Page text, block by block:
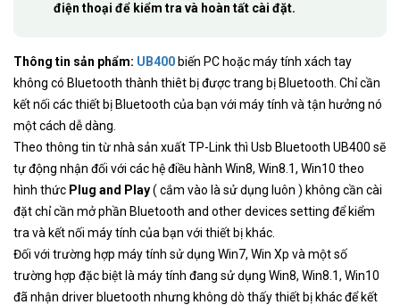
điện thoại để kiểm tra và hoàn tất cài đặt.
Thông tin sản phẩm: UB400 biến PC hoặc máy tính xách tay
không có Bluetooth thành thiêt bị được trang bị Bluetooth. Chỉ cần
kết nối các thiết bị Bluetooth của bạn với máy tính và tận hưởng nó
một cách dễ dàng.
Theo thông tin từ nhà sản xuất TP-Link thì Usb Bluetooth UB400 sẽ
tự động nhận đối với các hệ điều hành Win8, Win8.1, Win10 theo
hình thức Plug and Play( cắm vào là sử dụng luôn ) không cần cài
đặt chỉ cần mở phần Bluetooth and other devices setting để kiểm
tra và kết nối máy tính của bạn với thiết bị khác.
Đối với trường hợp máy tính sử dụng Win7, Win Xp và một số
trường hợp đặc biệt là máy tính đang sử dụng Win8, Win8.1, Win10
đã nhận driver bluetooth nhưng không dò thấy thiết bị khác để kết